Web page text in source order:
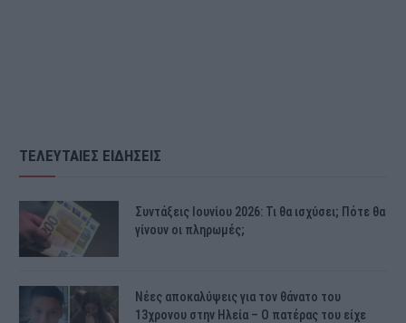
ΤΕΛΕΥΤΑΙΕΣ ΕΙΔΗΣΕΙΣ
Συντάξεις Ιουνίου 2026: Τι θα ισχύσει; Πότε θα
γίνουν οι πληρωμές;
Νέες αποκαλύψεις για τον θάνατο του
13χρονου στην Ηλεία – Ο πατέρας του είχε